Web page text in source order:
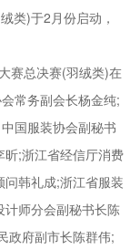
类)于2月份启动，
赛总决赛(羽绒类)在
常务副会长杨金纯;
国服装协会副秘书
;浙江省经信厅消费
韩礼成;浙江省服装
师分会副秘书长陈
政府副市长陈群伟;